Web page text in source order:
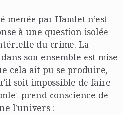
menée par Hamlet n’est
à une question isolée
du crime. La
son ensemble est mise
cela ait pu se produire,
soit impossible de faire
prend conscience de
l’univers :